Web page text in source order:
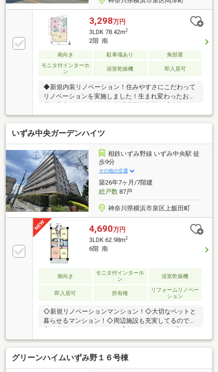
3,298万円
3LDK 78.42m2
2階 南
南向き 駐車場あり
角部屋
モニタ付インターホ
ン
浴室乾燥機 即入居可
◆新規内装リノベーション！住みやすさにこだわって
リノベーションを実施しました！生まれ変わったお部
駅」の２駅に徒歩アクセス可！マンション前のバス停
からそれぞれの駅へのバス便もあります！ ◆LDKは
１９帖超の広々空間！LDには温水式床暖房完備！スタ
イリッシュなベッセル式洗面台＆造り付の大型ミラー
を採用！◆アーチ状パノラマウィンドウが開放的で明
るい空間を演出するリビング！◆ＬＤと洋室（５．０
帖・６．５帖）は天井高が約２．５ｍあり、開放的な
空間設計◆区画が整理され、緑が映える街並みに佇
む、陽当たり・住環境良好なマンションです！
いずみ中央ガーデンハイツ
相鉄いずみ野線 いずみ中央駅 徒
歩9分
その他の交通
築26年7ヶ月/7階建
総戸数87戸
神奈川県横浜市泉区上飯田町
4,690万円
3LDK 62.98m2
6階 南
南向き
モニタ付インターホ
ン
浴室乾燥機
即入居可 所有権
リフォームリノベー
ション
◇新規リノベーションマンション！◇大切なペットと
暮らせるマンション！◇周辺施設も充実してるので子
宅ローンにご不安はございませんか？多数の提携銀行
から、最適なご提案をさせていただきます！・弊社提
携のauじぶん銀行は＋ガン保険加入でご利用可能で
す。・お車でのご来店もお気軽にお申し付けくださ
グリーンハイムいずみ野１６号棟